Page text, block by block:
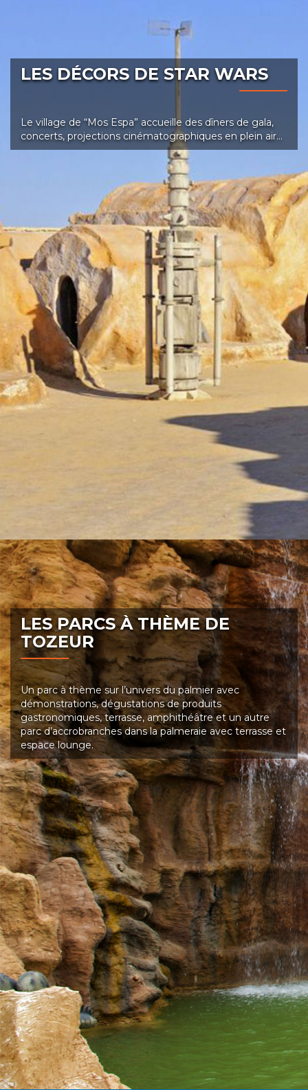
LES DÉCORS DE STAR WARS
Le village de “Mos Espa” accueille des dîners de gala,
concerts, projections cinématographiques en plein air…
LES PARCS À THÈME DE
TOZEUR
Un parc à thème sur l’univers du palmier avec
démonstrations, dégustations de produits
gastronomiques, terrasse, amphithéâtre et un autre
parc d’accrobranches dans la palmeraie avec terrasse et
espace lounge.